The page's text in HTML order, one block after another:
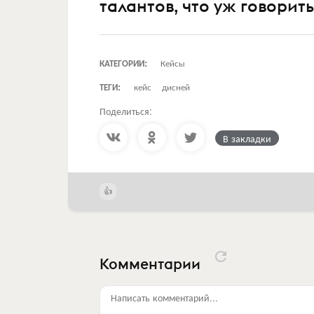
талантов, что уж
КАТЕГОРИИ:
Кейсы
ТЕГИ:
кейс дисней
Поделиться:
В закладки
Комментарии
Написать комментарий...